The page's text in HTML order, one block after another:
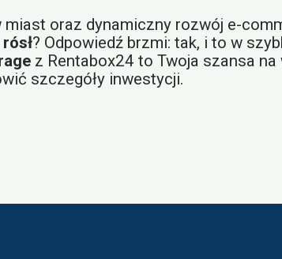
oraz dynamiczny rozwój e-
? Odpowiedź brzmi: tak, i to w
z Rentabox24 to Twoja szansa
szczegóły inwestycji.